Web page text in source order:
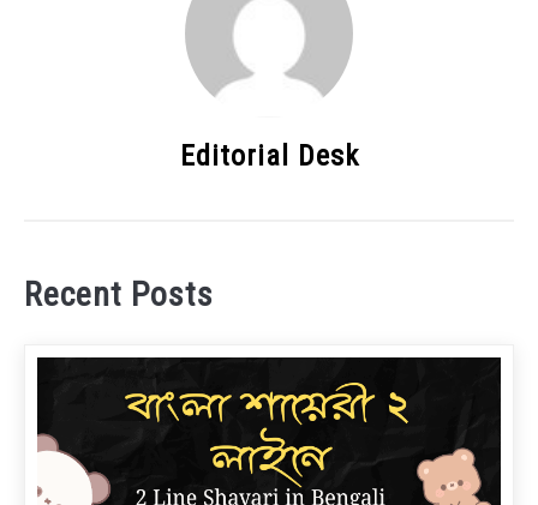
Editorial Desk
Recent Posts